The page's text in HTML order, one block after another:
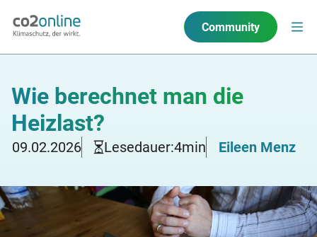
Community
Wie berechnet man die
Heizlast?
09.02.2026 Lesedauer:4min Eileen Menz